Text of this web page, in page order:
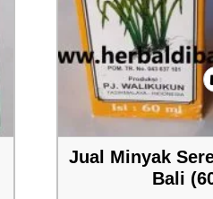
Jual Minyak
Bali